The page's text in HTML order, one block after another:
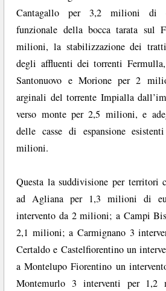
Cantagallo per 3,2 milioni di
funzionale della bocca tarata sul
milioni, la stabilizzazione dei
degli affluenti dei torrenti
Santonuovo e Morione per 2
arginali del torrente Impialla
verso monte per 2,5 milioni, e
delle casse di espansione
milioni.
Questa la suddivisione per territori
ad Agliana per 1,3 milioni di
intervento da 2 milioni; a Campi
2,1 milioni; a Carmignano 3
Certaldo e Castelfiorentino un
a Montelupo Fiorentino un
Montemurlo 3 interventi per